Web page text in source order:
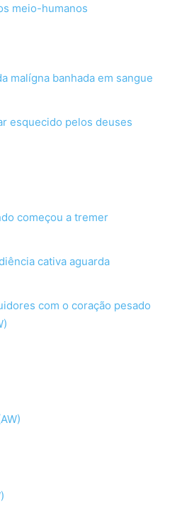
meio-humanos
malígna banhada em sangue
esquecido pelos deuses
começou a tremer
cativa aguarda
com o coração pesado